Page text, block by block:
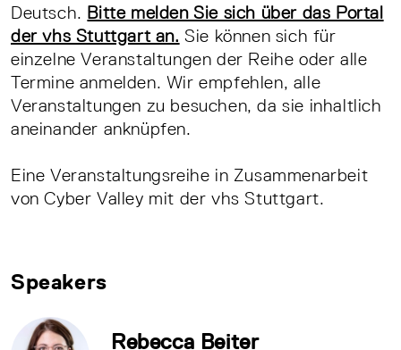
Deutsch. Bitte melden Sie sich über das Portal
der vhs Stuttgart an. Sie können sich für
einzelne Veranstaltungen der Reihe oder alle
Termine anmelden. Wir empfehlen, alle
Veranstaltungen zu besuchen, da sie inhaltlich
aneinander anknüpfen.
Eine Veranstaltungsreihe in Zusammenarbeit
von Cyber Valley mit der vhs Stuttgart.
Speakers
Rebecca Beiter